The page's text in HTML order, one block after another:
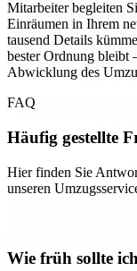
Mitarbeiter begleiten
Einräumen in Ihrem
tausend Details
bester Ordnung bleibt
Abwicklung des
FAQ
Häufig gestellte
Hier finden Sie
unseren
Wie früh sollte